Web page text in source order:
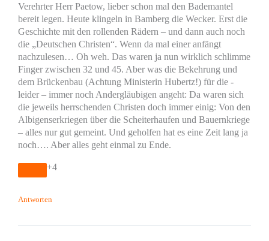
Verehrter Herr Paetow, lieber schon mal den Bademantel
bereit legen. Heute klingeln in Bamberg die Wecker. Erst die
Geschichte mit den rollenden Rädern – und dann auch noch
die „Deutschen Christen“. Wenn da mal einer anfängt
nachzulesen… Oh weh. Das waren ja nun wirklich schlimme
Finger zwischen 32 und 45. Aber was die Bekehrung und
dem Brückenbau (Achtung Ministerin Hubertz!) für die -
leider – immer noch Andergläubigen angeht: Da waren sich
die jeweils herrschenden Christen doch immer einig: Von den
Albigenserkriegen über die Scheiterhaufen und Bauernkriege
– alles nur gut gemeint. Und geholfen hat es eine Zeit lang ja
noch…. Aber alles geht einmal zu Ende.
+4
Antworten